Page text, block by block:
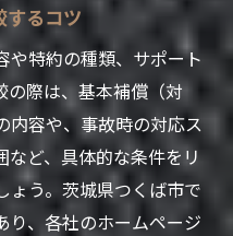
するコツ
や特約の種類、サポート
の際は、基本補償（対
内容や、事故時の対応ス
など、具体的な条件をリ
ょう。茨城県つくば市で
り、各社のホームページ